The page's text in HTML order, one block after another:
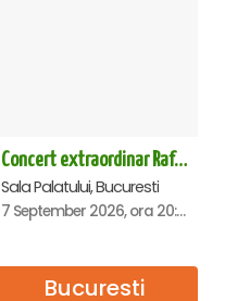
Concert extraordinar Rafet El Roman - Sala Palatului
Sala Palatului, Bucuresti
7 September 2026, ora 20:00
Bucuresti